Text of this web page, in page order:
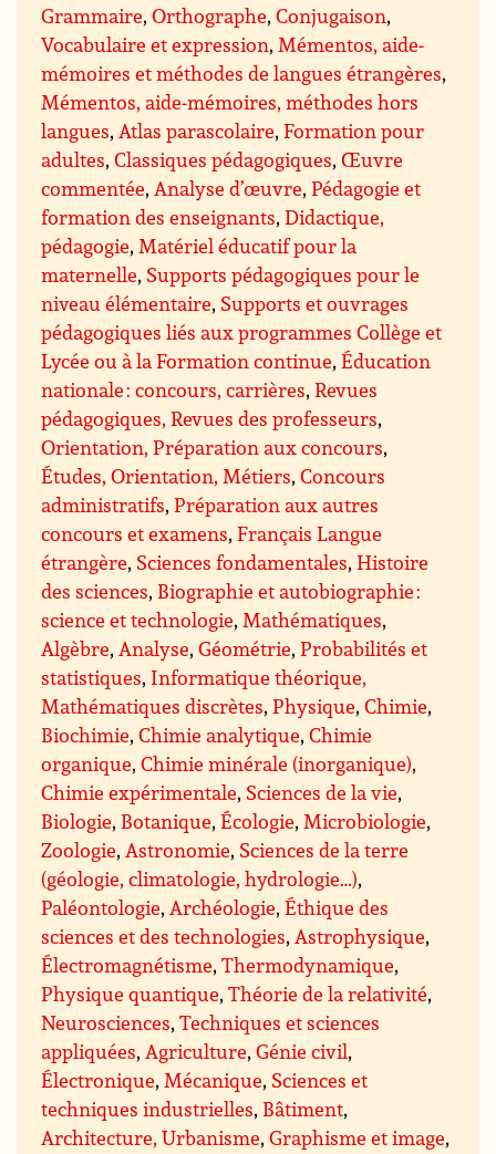
Grammaire,Orthographe,Conjugaison,
Vocabulaire et expression, Mémentos, aide-
mémoires et méthodes de langues étrangères,
Mémentos, aide-mémoires, méthodes hors
langues, Atlas parascolaire,Formation pour
adultes,Classiques pédagogiques,Œuvre
commentée, Analyse d’œuvre,Pédagogie et
formation des enseignants,Didactique,
pédagogie, Matériel éducatif pour la
maternelle, Supports pédagogiques pour le
niveau élémentaire, Supports et ouvrages
pédagogiques liés aux programmes Collège et
Lycée ou à la Formation continue,Éducation
nationale : concours, carrières,Revues
pédagogiques, Revues des professeurs,
Orientation, Préparation aux concours,
Études, Orientation, Métiers,Concours
administratifs,Préparation aux autres
concours et examens,Français Langue
étrangère, Sciences fondamentales,Histoire
des sciences, Biographie et autobiographie :
science et technologie, Mathématiques,
Algèbre, Analyse,Géométrie,Probabilités et
statistiques, Informatique théorique,
Mathématiques discrètes,Physique,Chimie,
Biochimie,Chimie analytique,Chimie
organique,Chimie minérale (inorganique),
Chimie expérimentale, Sciences de la vie,
Biologie, Botanique,Écologie, Microbiologie,
Zoologie, Astronomie, Sciences de la terre
(géologie, climatologie, hydrologie…),
Paléontologie, Archéologie,Éthique des
sciences et des technologies, Astrophysique,
Électromagnétisme,Thermodynamique,
Physique quantique,Théorie de la relativité,
Neurosciences,Techniques et sciences
appliquées, Agriculture,Génie civil,
Électronique, Mécanique, Sciences et
techniques industrielles, Bâtiment,
Architecture, Urbanisme,Graphisme et image,